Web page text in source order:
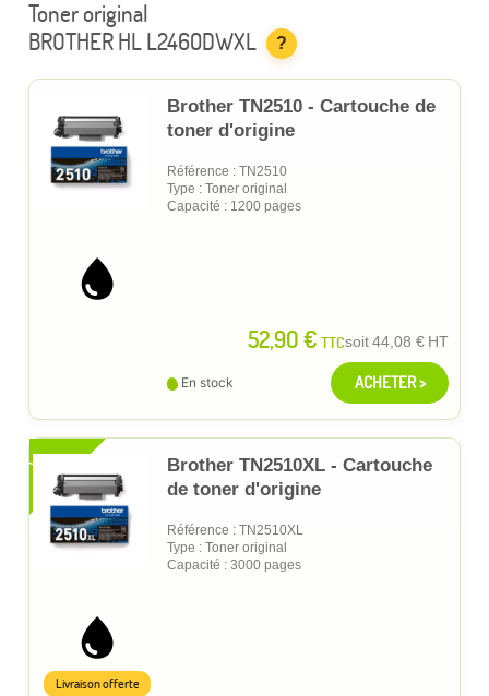
Toner original
BROTHER HL L2460DWXL
?
Brother TN2510 - Cartouche de
toner d'origine
Référence : TN2510
Type : Toner original
Capacité : 1200 pages
52,90 € TTCsoit44,08 € HT
En stock ACHETER >
XL
Brother TN2510XL - Cartouche
de toner d'origine
Référence : TN2510XL
Type : Toner original
Capacité : 3000 pages
Livraison offerte